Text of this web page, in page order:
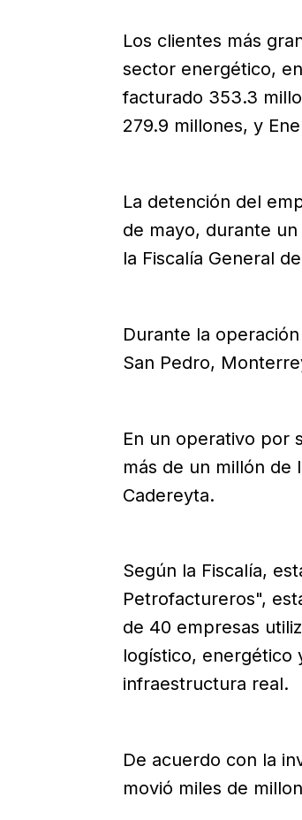
Los clientes más
sector energético,
facturado 353.3
279.9 millones, y
La detención del
de mayo, durante
la Fiscalía General
Durante la
San Pedro,
En un operativo por
más de un millón de
Cadereyta.
Según la Fiscalía,
Petrofactureros",
de 40 empresas
logístico, energético
infraestructura real.
De acuerdo con la
movió miles de